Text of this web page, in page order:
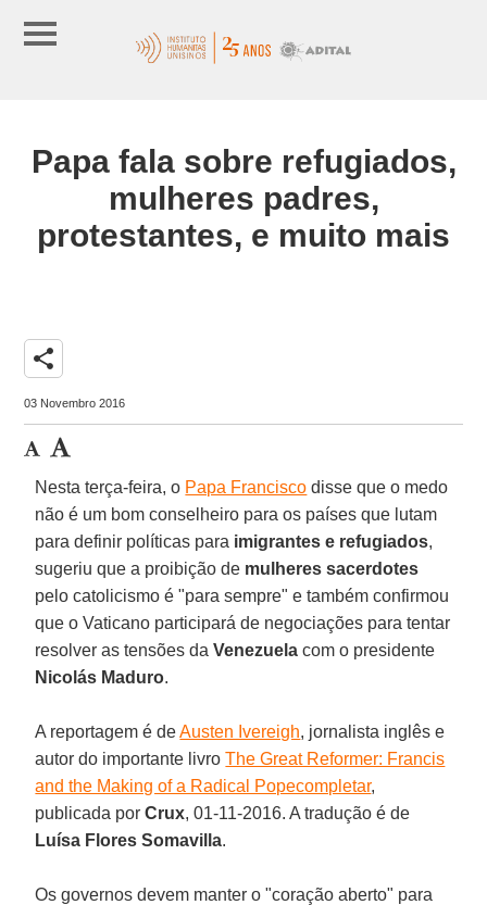
Papa fala sobre refugiados,
mulheres padres,
protestantes, e muito mais
share
03 Novembro 2016
Nesta terça-feira, o Papa Francisco disse que o medo
não é um bom conselheiro para os países que lutam
para definir políticas para imigrantes e refugiados,
sugeriu que a proibição de mulheres sacerdotes
pelo catolicismo é "para sempre" e também confirmou
que o Vaticano participará de negociações para tentar
resolver as tensões daVenezuela com o presidente
Nicolás Maduro.
A reportagem é deAusten Ivereigh, jornalista inglês e
autor do importante livroThe Great Reformer: Francis
and the Making of a Radical Popecompletar,
publicada porCrux, 01-11-2016. A tradução é de
Luísa Flores Somavilla.
Os governos devem manter o "coração aberto" para